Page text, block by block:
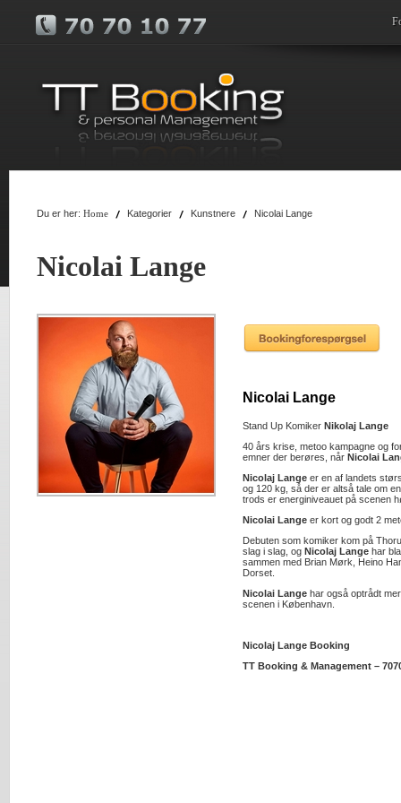
Du er her: Home Kategorier Kunstnere Nicolai Lange
Nicolai Lange
Nicolai Lange
Stand Up Komiker Nikolaj Lange
40 års krise, metoo kampagne og
emner der berøres, når Nicolai
Nicolaj Lange er en af landets
og 120 kg, så der er altså tale om
trods er energiniveauet på scenen
Nicolai Lange er kort og godt 2
Debuten som komiker kom på
slag i slag, og Nicolaj Lange har
sammen med Brian Mørk, Heino
Dorset.
Nicolai Lange har også optrådt
scenen i København.
Nicolaj Lange Booking
TT Booking & Management –